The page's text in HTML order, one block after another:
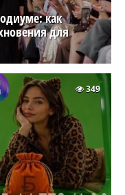
как
для
349